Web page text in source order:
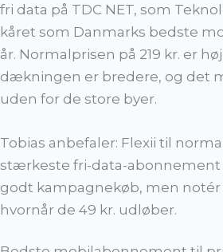
fri data på TDC NET, som
kåret som Danmarks bedste
år. Normalprisen på 219 kr. er
dækningen er bredere, og det
uden for de store byer.
Tobias anbefaler: Flexii til
stærkeste fri-data-abonnement i
godt kampagnekøb, men
hvornår de 49 kr. udløber.